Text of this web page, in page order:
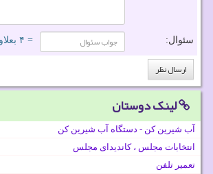
سئوال: = ۴ بعلاوه ۲
لینک دوستان
آب شیرین کن - دستگاه آب شیرین کن
انتخابات مجلس ، کاندیدای مجلس
تعمیر تلفن